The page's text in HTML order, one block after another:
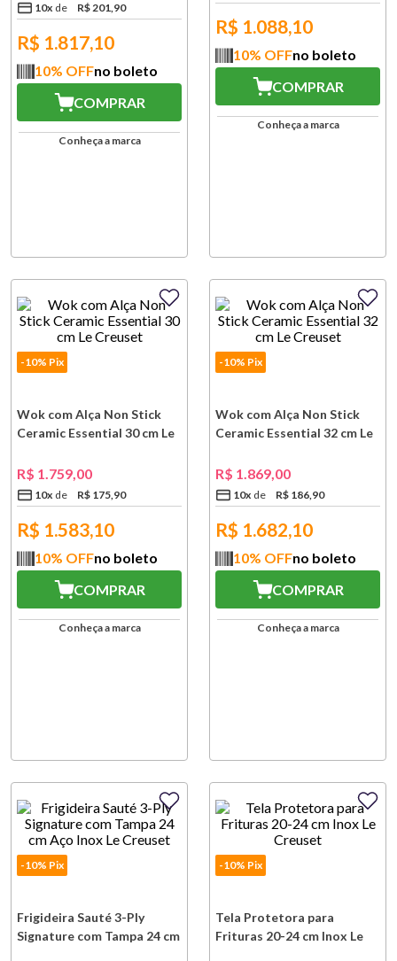
10x R$201,90
R$ 1.817,10
10% OFFno boleto
COMPRAR
Conheça a marca
R$ 1.088,10
10% OFFno boleto
COMPRAR
Conheça a marca
-10% Pix
Wok com Alça Non Stick
Ceramic Essential 30 cm Le
R$ 1.759,00
10x R$ 175,90
R$ 1.583,10
10% OFFno boleto
COMPRAR
Conheça a marca
-10% Pix
Wok com Alça Non Stick
Ceramic Essential 32 cm Le
R$ 1.869,00
10x R$ 186,90
R$ 1.682,10
10% OFFno boleto
COMPRAR
Conheça a marca
-10% Pix
Frigideira Sauté 3-Ply
Signature com Tampa 24 cm
-10% Pix
Tela Protetora para
Frituras 20-24 cm Inox Le